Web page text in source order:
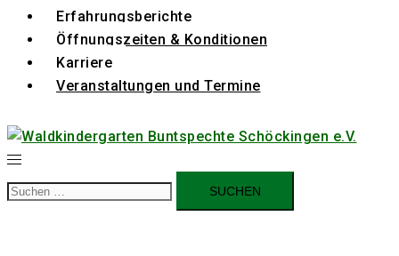
Erfahrungsberichte
Öffnungszeiten & Konditionen
Karriere
Veranstaltungen und Termine
Suchen
nach: